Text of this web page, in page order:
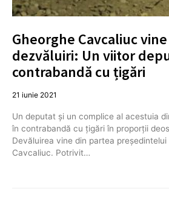
Gheorghe Cavcaliuc
dezvăluiri: Un viitor
contrabandă cu țigări
21 iunie 2021
Un deputat și un complice al acestuia
în contrabandă cu țigări în proporții
Devăluirea vine din partea președintelui
Cavcaliuc. Potrivit…